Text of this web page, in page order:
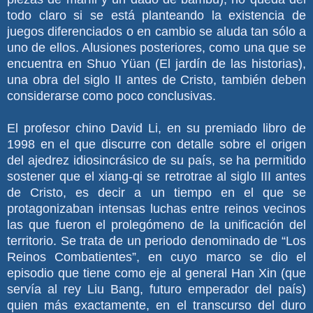
todo claro si se está planteando la existencia de
juegos diferenciados o en cambio se aluda tan sólo a
uno de ellos. Alusiones posteriores, como una que se
encuentra en Shuo Yüan (El jardín de las historias),
una obra del siglo II antes de Cristo, también deben
considerarse como poco conclusivas.
El profesor chino David Li, en su premiado libro de
1998 en el que discurre con detalle sobre el origen
del ajedrez idiosincrásico de su país, se ha permitido
sostener que el xiang-qi se retrotrae al siglo III antes
de Cristo, es decir a un tiempo en el que se
protagonizaban intensas luchas entre reinos vecinos
las que fueron el prolegómeno de la unificación del
territorio. Se trata de un periodo denominado de “Los
Reinos Combatientes”, en cuyo marco se dio el
episodio que tiene como eje al general Han Xin (que
servía al rey Liu Bang, futuro emperador del país)
quien más exactamente, en el transcurso del duro